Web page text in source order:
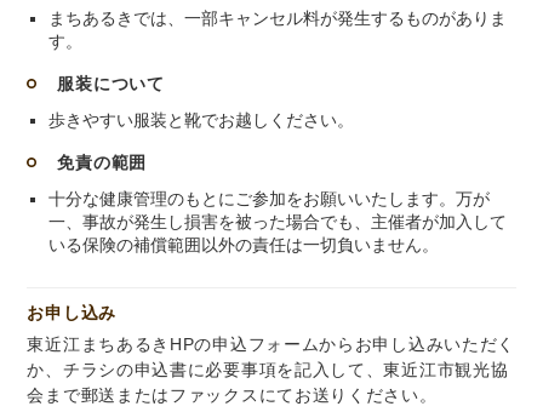
まちあるきでは、一部キャンセル料が発生するものがありま
す。
服装について
歩きやすい服装と靴でお越しください。
免責の範囲
十分な健康管理のもとにご参加をお願いいたします。万が
一、事故が発生し損害を被った場合でも、主催者が加入して
いる保険の補償範囲以外の責任は一切負いません。
お申し込み
東近江まちあるきHPの申込フォームからお申し込みいただく
か、チラシの申込書に必要事項を記入して、東近江市観光協
会まで郵送またはファックスにてお送りください。